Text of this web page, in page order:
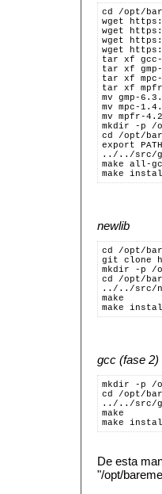
cd /opt/
wget
wget
wget
wget
tar xf
tar xf
tar xf
tar xf
mv gmp-
mv mpc-
mv mpfr-
mkdir -p /
cd /opt/
export
../../src/
make all-
make
newlib
cd /opt/
git clone
mkdir -p /
cd /opt/
../../src/
make
make
gcc (fase 2)
mkdir -p /
cd /opt/
../../src/
make
make
De esta
"/opt/